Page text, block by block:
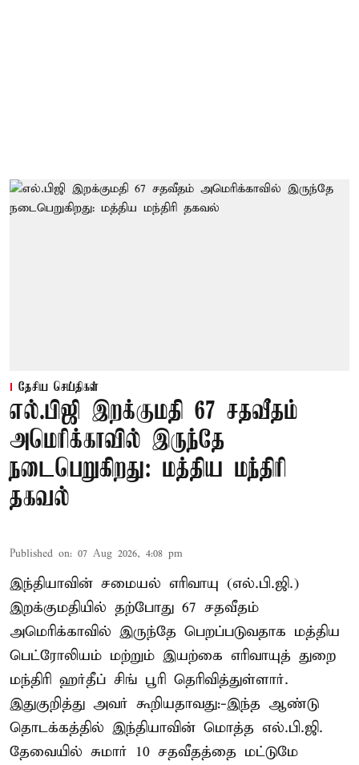
தேசிய செய்திகள்
எல்.பிஜி இறக்குமதி 67 சதவீதம்
அமெரிக்காவில் இருந்தே
நடைபெறுகிறது: மத்திய மந்திரி
தகவல்
Published on: 07 Aug 2026, 4:08 pm
இந்தியாவின் சமையல் எரிவாயு (எல்.பி.ஜி.)
இறக்குமதியில் தற்போது 67 சதவீதம்
அமெரிக்காவில் இருந்தே பெறப்படுவதாக மத்திய
பெட்ரோலியம் மற்றும் இயற்கை எரிவாயுத் துறை
மந்திரி ஹர்தீப் சிங் பூரி தெரிவித்துள்ளார்.
இதுகுறித்து அவர் கூறியதாவது:-இந்த ஆண்டு
தொடக்கத்தில் இந்தியாவின் மொத்த எல்.பி.ஜி.
தேவையில் சுமார் 10 சதவீதத்தை மட்டுமே